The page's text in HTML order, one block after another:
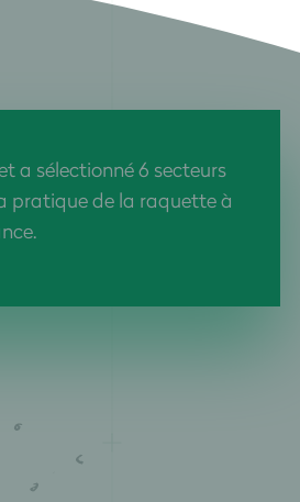
a sélectionné 6 secteurs
pratique de la raquette à